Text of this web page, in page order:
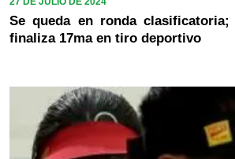
Se queda en ronda clasificatoria;
finaliza 17ma en tiro deportivo